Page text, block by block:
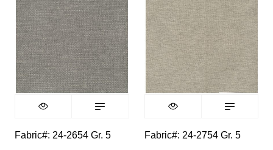
Fabric#: 24-2654 Gr. 5 Fabric#: 24-2754 Gr. 5